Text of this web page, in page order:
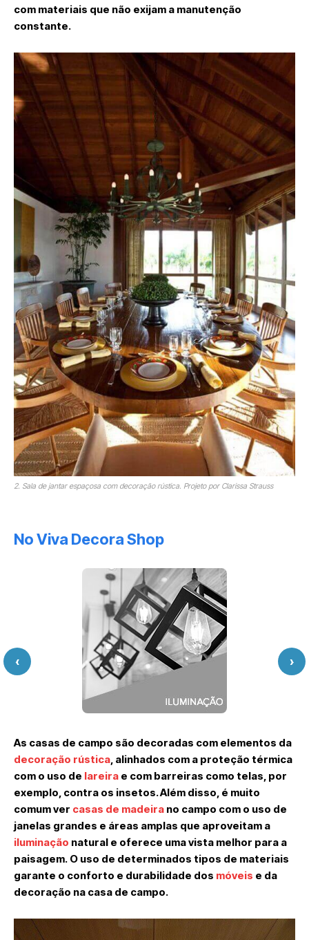
com materiais que não exijam a manutenção
constante.
2. Sala de jantar espaçosa com decoração rústica. Projeto por Clarissa Strauss
No Viva Decora Shop
‹ ›
As casas de campo são decoradas com elementos da
decoração rústica , alinhados com a proteção térmica
com o uso de lareira e com barreiras como telas, por
exemplo, contra os insetos. Além disso, é muito
comum ver casas de madeira no campo com o uso de
janelas grandes e áreas amplas que aproveitam a
iluminação natural e oferece uma vista melhor para a
paisagem. O uso de determinados tipos de materiais
garante o conforto e durabilidade dos móveis e da
decoração na casa de campo.